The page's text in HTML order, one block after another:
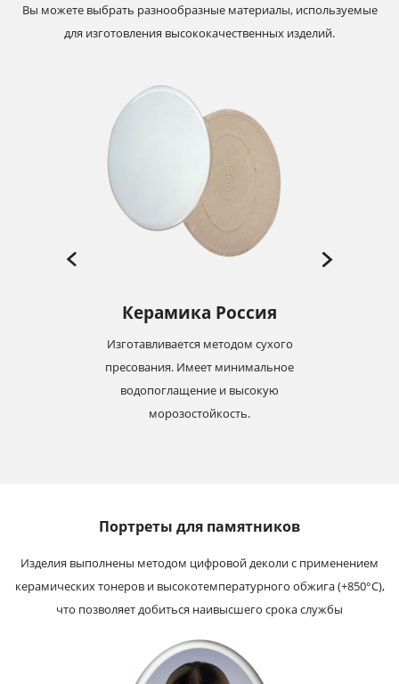
Вы можете выбрать разнообразные материалы, используемые
для изготовления высококачественных изделий.
Керамика Россия
Изготавливается методом сухого
пресования. Имеет минимальное
водопоглащение и высокую
морозостойкость.
Портреты для памятников
Изделия выполнены методом цифровой деколи с применением
керамических тонеров и высокотемпературного обжига (+850°С),
что позволяет добиться наивысшего срока службы